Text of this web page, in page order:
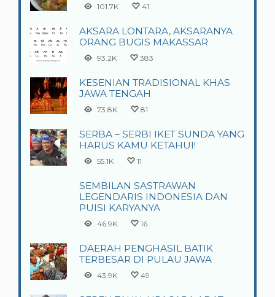
101.7K 41
AKSARA LONTARA, AKSARANYA
ORANG BUGIS MAKASSAR
93.2K 383
KESENIAN TRADISIONAL KHAS
JAWA TENGAH
73.8K 81
SERBA – SERBI IKET SUNDA YANG
HARUS KAMU KETAHUI!
55.1K 11
SEMBILAN SASTRAWAN
LEGENDARIS INDONESIA DAN
PUISI KARYANYA
46.9K 16
DAERAH PENGHASIL BATIK
TERBESAR DI PULAU JAWA
43.9K 49